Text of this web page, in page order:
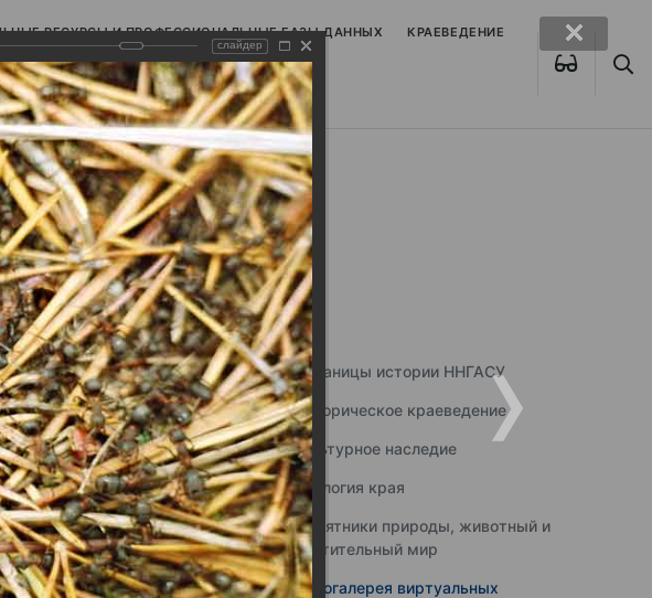
РЕСУРСЫ И ПРОФЕССИОНАЛЬНЫЕ БАЗЫ ДАННЫХ КРАЕВЕДЕНИЕ
Страницы истории ННГАСУ
Историческое краеведение
Культурное наследие
Экология края
Памятники природы, животный и
растительный мир
Фотогалерея виртуальных
слайдер